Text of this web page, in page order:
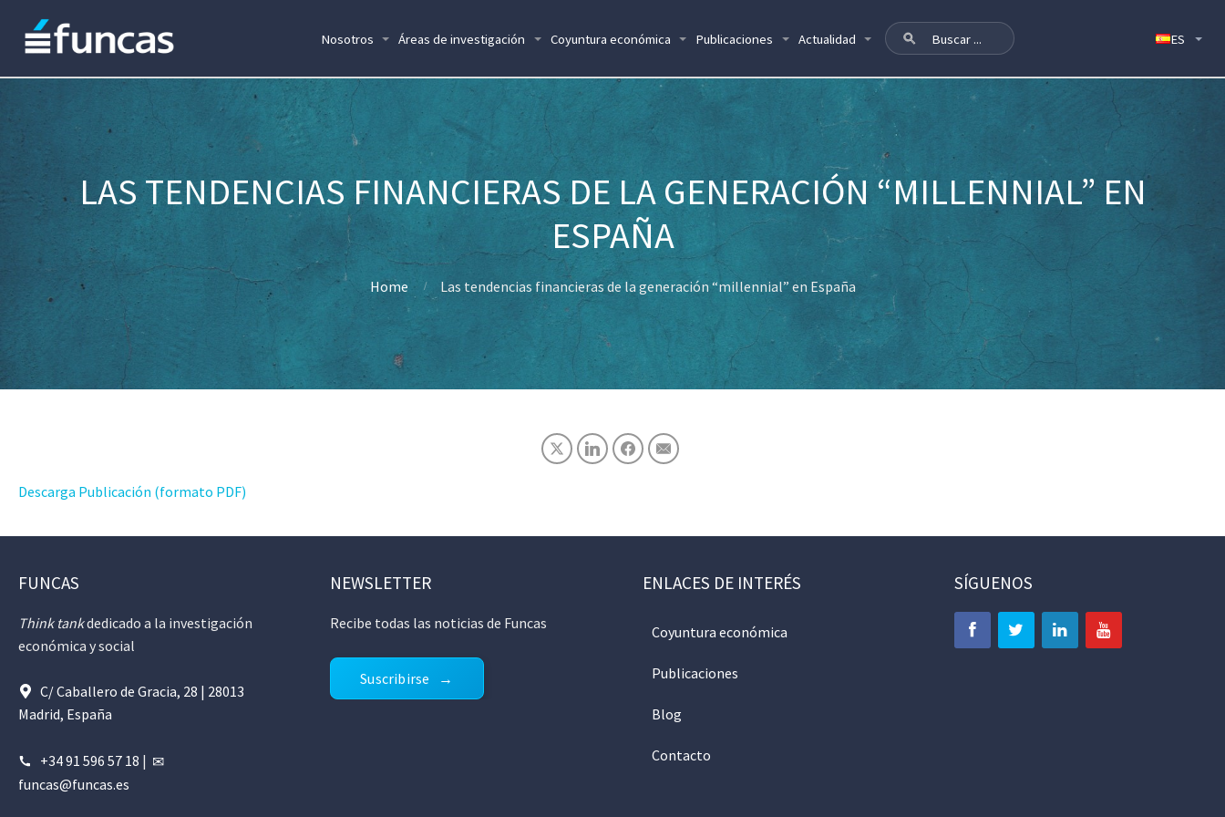
Nosotros Áreas de investigación Coyuntura económica Publicaciones Actualidad
LAS TENDENCIAS FINANCIERAS DE LA GENERACIÓN “MILLENNIAL” EN
ESPAÑA
Home Las tendencias financieras de la generación “millennial” en España
Descarga Publicación (formato PDF)
FUNCAS
Think tankdedicado a la investigación
económica y social
C/ Caballero de Gracia, 28 | 28013
Madrid, España
+34 91 596 57 18 |
funcas@funcas.es
NEWSLETTER
Recibe todas las noticias de Funcas
Suscribirse
ENLACES DE INTERÉS
Coyuntura económica
Publicaciones
Blog
Contacto
SÍGUENOS